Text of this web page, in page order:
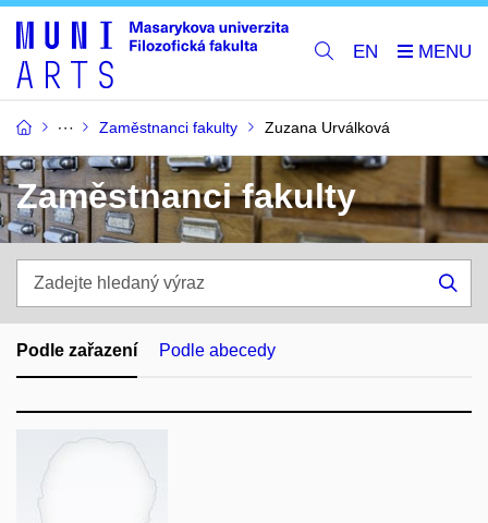
EN
Zaměstnanci fakulty Zuzana Urválková
Zaměstnanci fakulty
hledaný
výraz
Podle zařazení Podle abecedy